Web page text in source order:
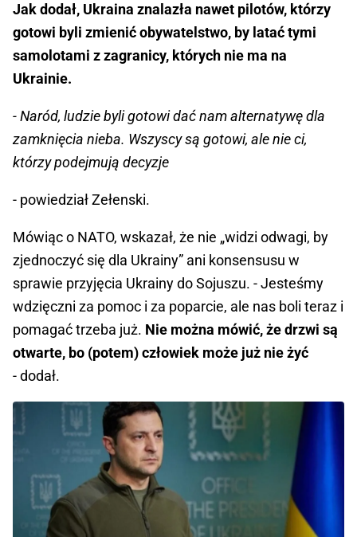
Jak dodał, Ukraina znalazła nawet pilotów, którzy
gotowi byli zmienić obywatelstwo, by latać tymi
samolotami z zagranicy, których nie ma na
Ukrainie.
- Naród, ludzie byli gotowi dać nam alternatywę dla
zamknięcia nieba. Wszyscy są gotowi, ale nie ci,
którzy podejmują decyzje
- powiedział Zełenski.
Mówiąc o NATO, wskazał, że nie „widzi odwagi, by
zjednoczyć się dla Ukrainy” ani konsensusu w
sprawie przyjęcia Ukrainy do Sojuszu. - Jesteśmy
wdzięczni za pomoc i za poparcie, ale nas boli teraz i
pomagać trzeba już. Nie można mówić, że drzwi są
otwarte, bo (potem) człowiek może już nie żyć
- dodał.